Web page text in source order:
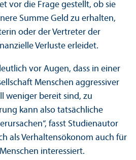
vor die Frage gestellt, ob sie
Summe Geld zu erhalten,
oder der Vertreter der
Verluste erleidet.
vor Augen, dass in einer
Menschen aggressiver
weniger bereit sind, zu
kann also tatsächliche
fasst Studien­autor
als Verhaltensökonom auch für
interessiert.